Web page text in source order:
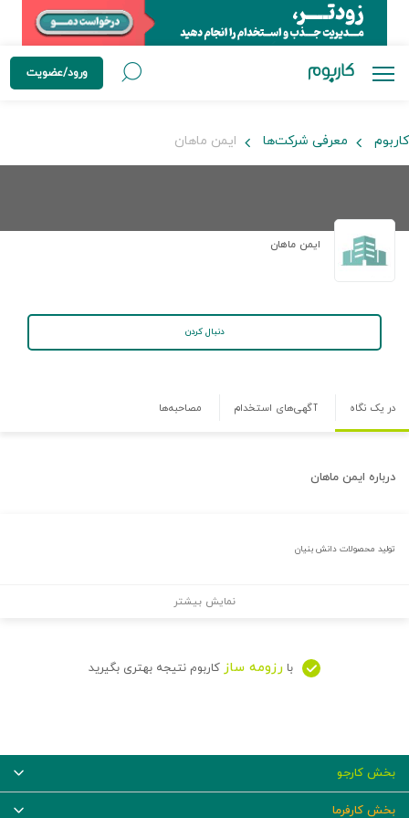
ورود/عضویت
کاربوم معرفی شرکت‌ها ایمن ماهان
ایمن ماهان
دنبال کردن
در یک نگاه آگهی‌های استخدام مصاحبه‌ها
درباره ایمن ماهان
تولید محصولات دانش بنیان
نمایش بیشتر
با رزومه ساز کاربوم نتیجه بهتری بگیرید
بخش کارجو
بخش کارفرما